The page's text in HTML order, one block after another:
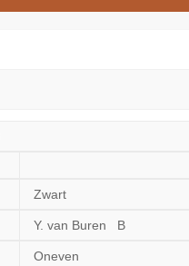
Zwart
Y. van Buren B
Oneven